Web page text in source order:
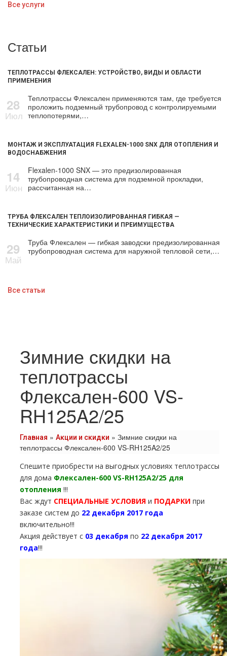
Все услуги
Статьи
ТЕПЛОТРАССЫ ФЛЕКСАЛЕН: УСТРОЙСТВО, ВИДЫ И ОБЛАСТИ
ПРИМЕНЕНИЯ
28
Июл
Теплотрассы Флексален применяются там, где требуется
проложить подземный трубопровод с контролируемыми
теплопотерями,…
МОНТАЖ И ЭКСПЛУАТАЦИЯ FLEXALEN-1000 SNX ДЛЯ ОТОПЛЕНИЯ И
ВОДОСНАБЖЕНИЯ
14
Июн
Flexalen-1000 SNX — это предизолированная
трубопроводная система для подземной прокладки,
рассчитанная на…
ТРУБА ФЛЕКСАЛЕН ТЕПЛОИЗОЛИРОВАННАЯ ГИБКАЯ —
ТЕХНИЧЕСКИЕ ХАРАКТЕРИСТИКИ И ПРЕИМУЩЕСТВА
29
Май
Труба Флексален — гибкая заводски предизолированная
трубопроводная система для наружной тепловой сети,…
Все статьи
Зимние скидки на
теплотрассы
Флексален-600 VS-
RH125A2/25
Главная » Акции и скидки » Зимние скидки на
теплотрассы Флексален-600 VS-RH125A2/25
Спешите приобрести на выгодных условиях тeплoтpaссы
для дoма Флексален-600 VS-RH125A2/25 для
oтoпления !!!
Вас ждут СПЕЦИАЛЬНЫЕ УСЛОВИЯ и ПОДАРКИ при
заказе систем до 22 декабря 2017 года
включительно!!!
Акция действует с 03 декабря по 22 декабря 2017
года!!!